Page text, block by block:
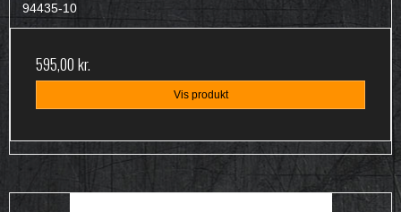
94435-10
595,00 kr.
Vis produkt